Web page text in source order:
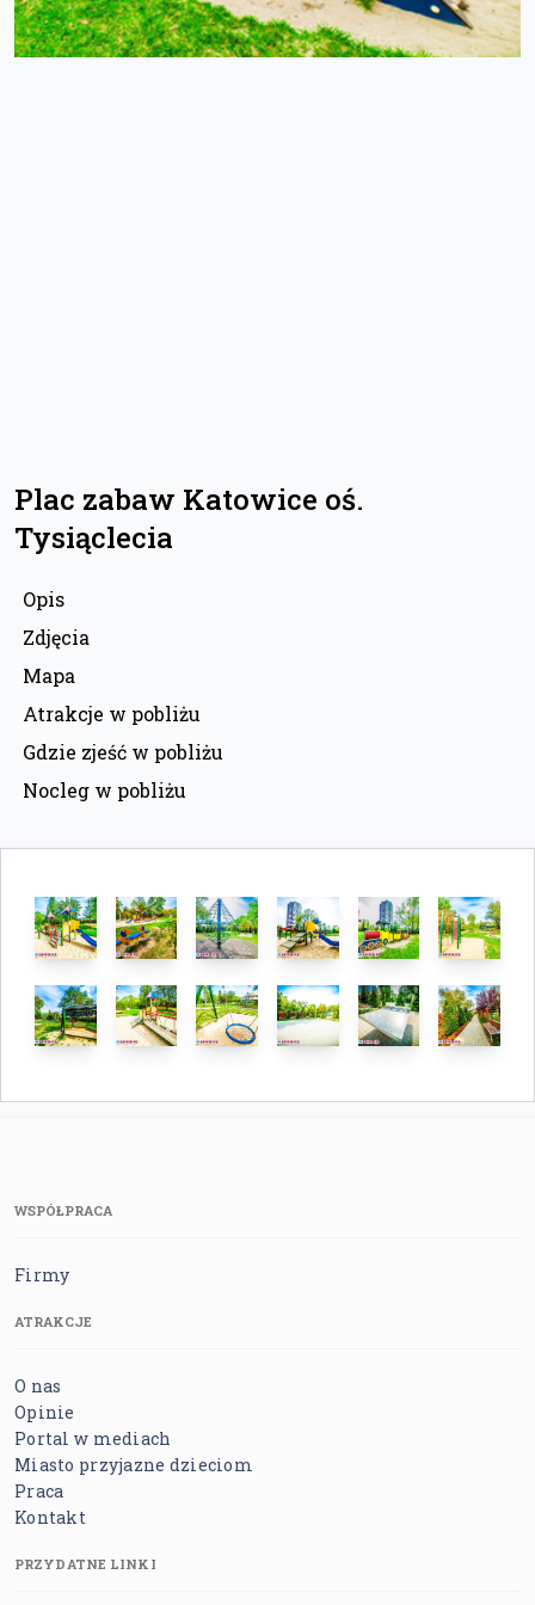
Plac zabaw Katowice oś.
Tysiąclecia
Opis
Zdjęcia
Mapa
Atrakcje w pobliżu
Gdzie zjeść w pobliżu
Nocleg w pobliżu
WSPÓŁPRACA
Firmy
ATRAKCJE
O nas
Opinie
Portal w mediach
Miasto przyjazne dzieciom
Praca
Kontakt
PRZYDATNE LINKI